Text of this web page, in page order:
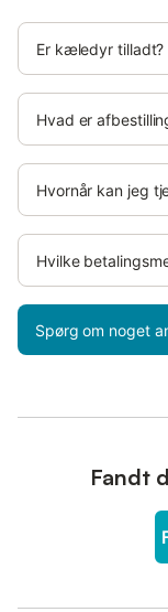
Er kæledyr tilladt?
Hvad er
Hvornår kan jeg
Hvilke
Spørg om noget
Fandt